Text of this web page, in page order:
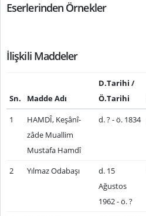
Eserlerinden Örnekler
İlişkili Maddeler
Sn. Madde Adı
D.Tarihi /
Ö.Tarihi
1
HAMDÎ, Keşânî-
zâde Muallim
Mustafa Hamdî
d. ? - ö. 1834
2 Yılmaz Odabaşı
d. 15
Ağustos
1962 - ö. ?